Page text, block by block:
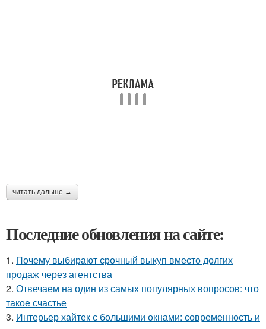
читать дальше →
Последние обновления на сайте:
1. Почему выбирают срочный выкуп вместо долгих
продаж через агентства
2. Отвечаем на один из самых популярных вопросов: что
такое счастье
3. Интерьер хайтек с большими окнами: современность и